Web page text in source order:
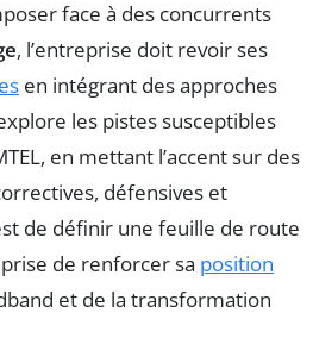
face à des concurrents
, l’entreprise doit revoir ses
en intégrant des approches
les pistes susceptibles
en mettant l’accent sur des
défensives et
de définir une feuille de route
de renforcer sa position
et de la transformation